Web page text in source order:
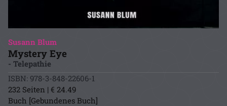
Susann Blum
Mystery Eye
- Telepathie
ISBN: 978-3-848-22606-1
232 Seiten | € 24.49
Buch [Gebundenes Buch]